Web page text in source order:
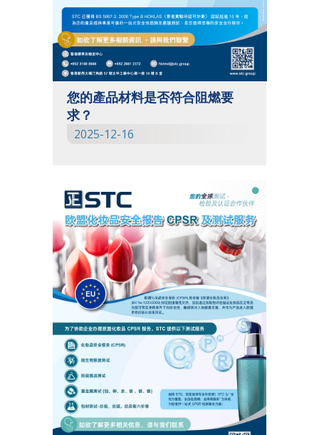
您的產品材料是否符合阻燃要
求？
2025-12-16